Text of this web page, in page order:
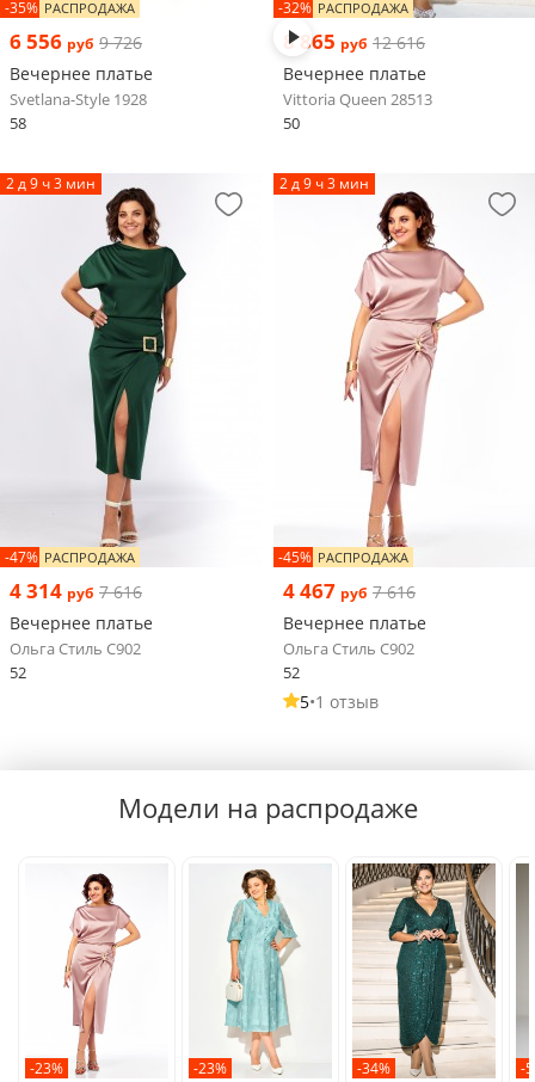
-35% РАСПРОДАЖА
6 556 руб 9 726
Вечернее платье
Svetlana-Style 1928
58
-32% РАСПРОДАЖА
8 865 руб 12 616
Вечернее платье
Vittoria Queen 28513
50
2 д 9 ч 3 мин
-47% РАСПРОДАЖА
4 314 руб 7 616
Вечернее платье
Ольга Стиль С902
52
2 д 9 ч 3 мин
-45% РАСПРОДАЖА
4 467 руб 7 616
Вечернее платье
Ольга Стиль С902
52
5•1 отзыв
Модели на распродаже
-23% -23% -34% -